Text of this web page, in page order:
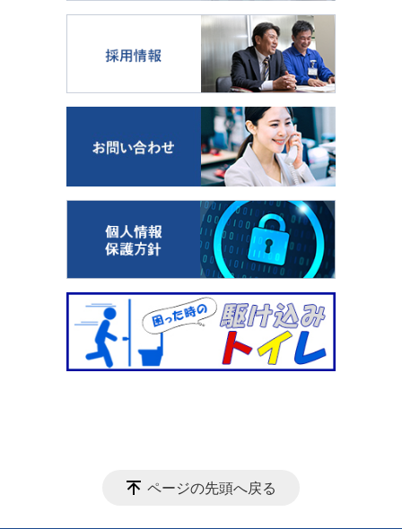
ページの先頭へ戻る